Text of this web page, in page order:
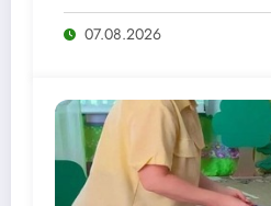
07.08.2026